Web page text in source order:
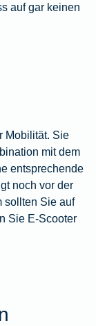
auf gar keinen
Mobilität. Sie
mit dem
entsprechende
noch vor der
sollten Sie auf
Sie E-Scooter